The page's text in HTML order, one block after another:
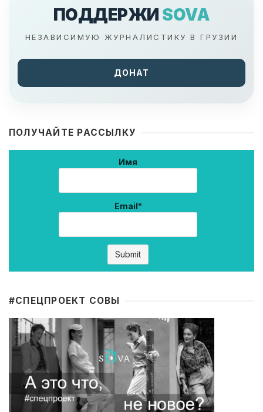
ПОДДЕРЖИ SOVA
НЕЗАВИСИМУЮ ЖУРНАЛИСТИКУ В ГРУЗИИ
ДОНАТ
ПОЛУЧАЙТЕ РАССЫЛКУ
Имя
Email*
#CПЕЦПРОЕКТ СОВЫ